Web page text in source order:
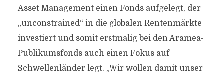
Asset Management einen Fonds aufgelegt, der
„unconstrained“ in die globalen Rentenmärkte
investiert und somit erstmalig bei den Aramea-
Publikumsfonds auch einen Fokus auf
Schwellenländer legt. „Wir wollen damit unser